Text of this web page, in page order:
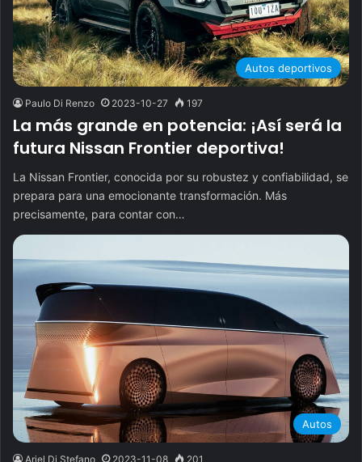
Autos deportivos
Paulo Di Renzo 2023-10-27 197
La más grande en potencia: ¡Así será la
futura Nissan Frontier deportiva!
La Nissan Frontier, conocida por su robustez y confiabilidad, se
prepara para una emocionante transformación. Más
precisamente, para contar con…
Autos
Ariel Di Stefano 2023-11-08 201